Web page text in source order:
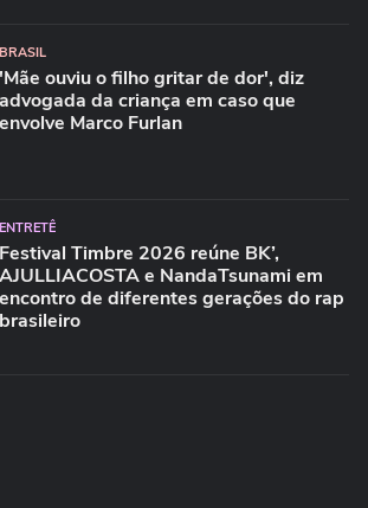
BRASIL
'Mãe ouviu o filho gritar de dor', diz
advogada da criança em caso que
envolve Marco Furlan
ENTRETÊ
Festival Timbre 2026 reúne BK’,
AJULLIACOSTA e NandaTsunami em
encontro de diferentes gerações do rap
brasileiro